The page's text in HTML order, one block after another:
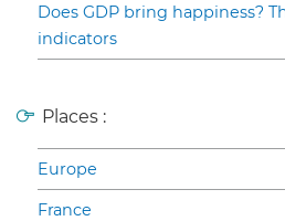
Does GDP bring happiness?
indicators
Places :
Europe
France